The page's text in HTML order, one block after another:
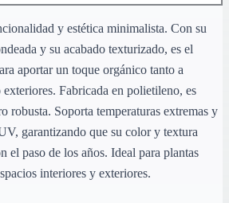
y estética minimalista. Con su
y su acabado texturizado, es el
aportar un toque orgánico tanto a
Fabricada en polietileno, es
robusta. Soporta temperaturas extremas y
garantizando que su color y textura
el paso de los años. Ideal para plantas
interiores y exteriores.